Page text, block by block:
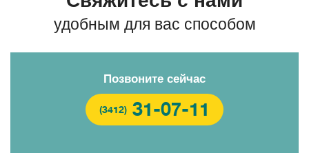
удобным для вас способом
Позвоните сейчас
(3412) 31-07-11